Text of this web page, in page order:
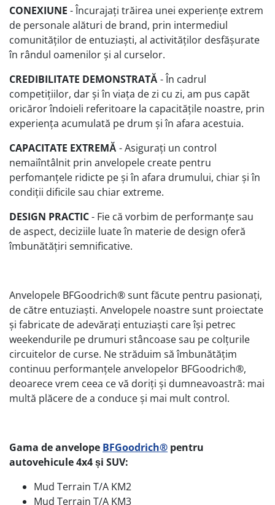
CONEXIUNE - Încurajați trăirea unei experiențe extrem
de personale alături de brand, prin intermediul
comunităților de entuziaști, al activităților desfășurate
în rândul oamenilor și al curselor.
CREDIBILITATE DEMONSTRATĂ - În cadrul
competițiilor, dar și în viața de zi cu zi, am pus capăt
oricăror îndoieli referitoare la capacitățile noastre, prin
experiența acumulată pe drum și în afara acestuia.
CAPACITATE EXTREMĂ - Asigurați un control
nemaiîntâlnit prin anvelopele create pentru
perfomanțele ridicte pe și în afara drumului, chiar și în
condiții dificile sau chiar extreme.
DESIGN PRACTIC- Fie că vorbim de performanțe sau
de aspect, deciziile luate în materie de design oferă
îmbunătățiri semnificative.
Anvelopele BFGoodrich® sunt făcute pentru pasionați,
de către entuziaști. Anvelopele noastre sunt proiectate
și fabricate de adevărați entuziaști care își petrec
weekendurile pe drumuri stâncoase sau pe colțurile
circuitelor de curse. Ne străduim să îmbunătățim
continuu performanțele anvelopelor BFGoodrich®,
deoarece vrem ceea ce vă doriți și dumneavoastră: mai
multă plăcere de a conduce și mai mult control.
Gama de anvelope BFGoodrich® pentru
autovehicule 4x4 și SUV:
Mud Terrain T/A KM2
Mud Terrain T/A KM3